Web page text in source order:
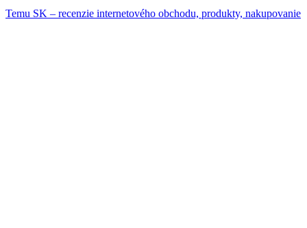
Temu SK – recenzie internetového obchodu, produkty, nakupovanie